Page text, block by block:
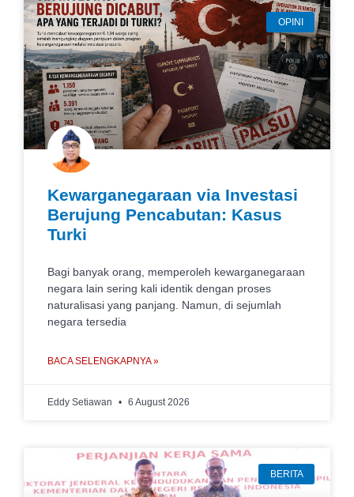
OPINI
Kewarganegaraan via Investasi
Berujung Pencabutan: Kasus
Turki
Bagi banyak orang, memperoleh kewarganegaraan
negara lain sering kali identik dengan proses
naturalisasi yang panjang. Namun, di sejumlah
negara tersedia
BACA SELENGKAPNYA »
Eddy Setiawan 6 August 2026
BERITA